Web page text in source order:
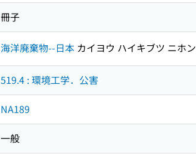
冊子
海洋廃棄物--日本 カイヨウ ハイキブツ ニホン
519.4 : 環境工学．公害
NA189
一般